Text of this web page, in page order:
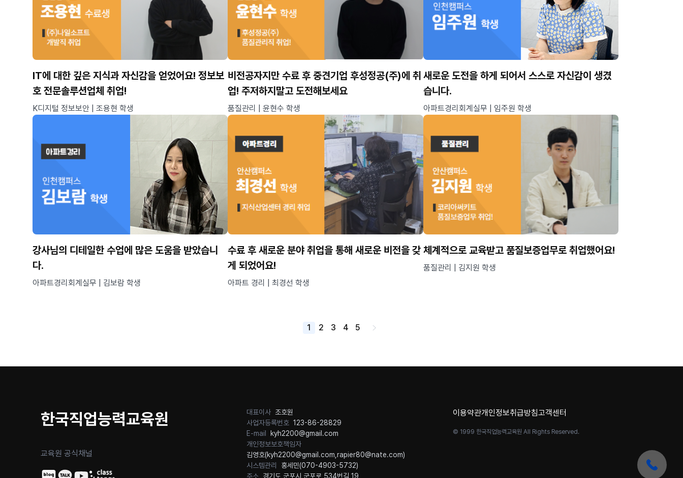
IT에 대한 깊은 지식과 자신감을 얻었어요! 정보보
호 전문솔루션업체 취업!
K디지털 정보보안 | 조용현 학생
비전공자지만 수료 후 중견기업 후성정공(주)에 취
업! 주저하지말고 도전해보세요
품질관리 | 윤현수 학생
새로운 도전을 하게 되어서 스스로 자신감이 생겼
습니다.
아파트경리회계실무 | 임주원 학생
강사님의 디테일한 수업에 많은 도움을 받았습니
다.
아파트경리회계실무 | 김보람 학생
수료 후 새로운 분야 취업을 통해 새로운 비전을 갖
게 되었어요!
아파트 경리 | 최경선 학생
체계적으로 교육받고 품질보증업무로 취업했어요!
품질관리 | 김지원 학생
1 2 3 4 5
한국직업능력교육원
교육원 공식채널
대표이사 조호원
사업자등록번호 123-86-28829
E-mail
kyh2200@gmail.com
개인정보보호책임자
김영호(kyh2200@gmail.com ,rapier80@nate.com)
시스템관리
홍세민(070-4903-5732)
주소 경기도 군포시 군포로 534번길 19
이용약관개인정보취급방침고객센터
© 1999 한국직업능력교육원 All Rights Reserved.